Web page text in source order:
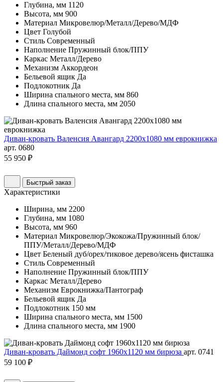
Глубина, мм 1120
Высота, мм 900
Материал Микровелюр/Металл/Дерево/МДФ
Цвет Голубой
Стиль Современный
Наполнение Пружинный блок/ППУ
Каркас Металл/Дерево
Механизм Аккордеон
Бельевой ящик Да
Подлокотник Да
Ширина спального места, мм 860
Длина спального места, мм 2050
Диван-кровать Валенсия Авангард 2200х1080 мм еврокнижка
арт. 0680
55 950 ₽
Быстрый заказ
Характеристики
Ширина, мм 2200
Глубина, мм 1080
Высота, мм 960
Материал Микровелюр/Экокожа/Пружинный блок/
ППУ/Металл/Дерево/МДФ
Цвет Беленый дуб/орех/тиковое дерево/ясень фисташка
Стиль Современный
Наполнение Пружинный блок/ППУ
Каркас Металл/Дерево
Механизм Еврокнижка/Пантограф
Бельевой ящик Да
Подлокотник 150 мм
Ширина спального места, мм 1500
Длина спального места, мм 1900
Диван-кровать Даймонд софт 1960х1120 мм бирюза арт. 0741
59 100 ₽